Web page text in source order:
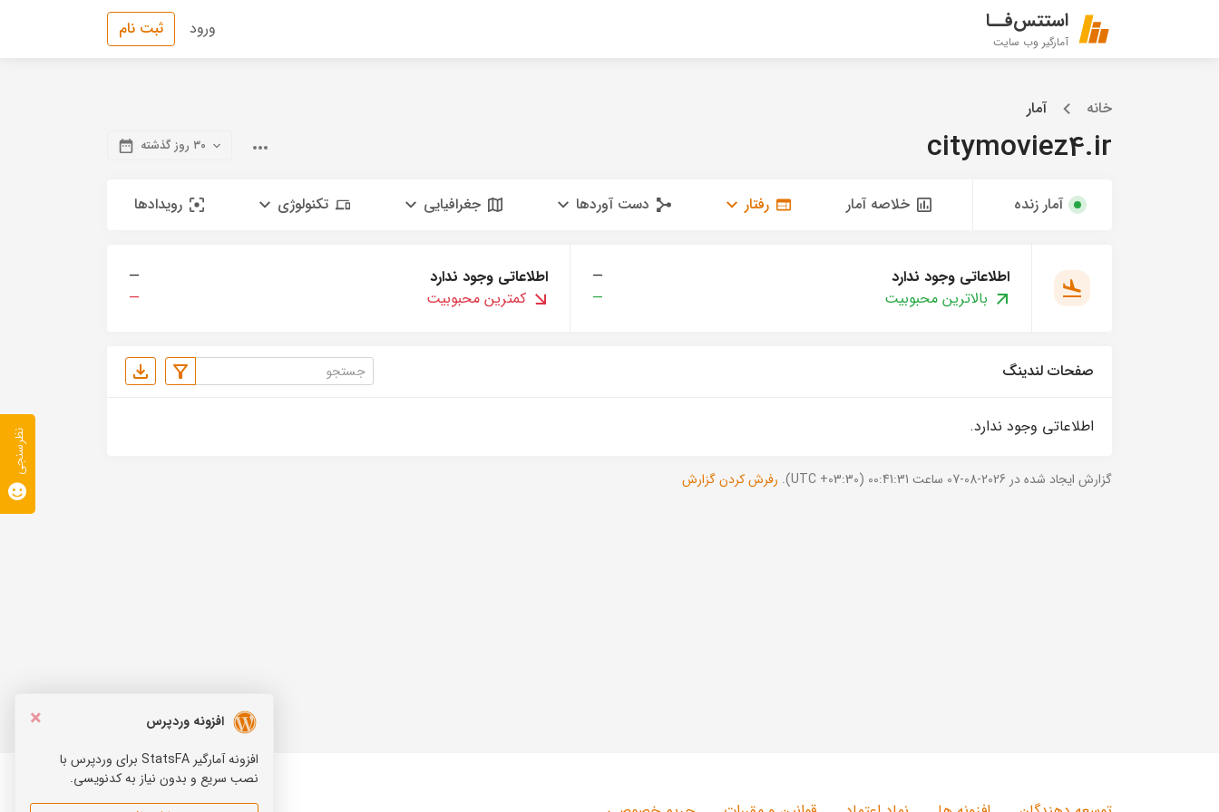
استتس‌فــا
آمارگیر وب سایت
ورود ثبت نام
خانه آمار
citymoviez4.ir ۳۰ روز گذشته
آمار زنده خلاصه آمار رفتار دست آوردها جغرافیایی تکنولوژی رویدادها
اطلاعاتی وجود ندارد
—
بالاترین محبوبیت
—
اطلاعاتی وجود ندارد
—
کمترین محبوبیت
—
صفحات لندینگ
اطلاعاتی وجود ندارد.
گزارش ایجاد شده در 2026-08-07 ساعت 00:41:31 (UTC +03:30). رفرش کردن گزارش
×
افزونه وردپرس
افزونه آمارگیر StatsFA برای وردپرس با
نصب سریع و بدون نیاز به کدنویسی.
نظرسنجی